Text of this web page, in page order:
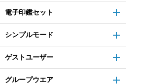
電子印鑑セット
シンプルモード
ゲストユーザー
グループウエア